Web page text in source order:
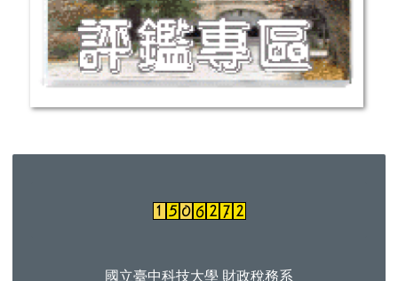
國立臺中科技大學 財政稅務系